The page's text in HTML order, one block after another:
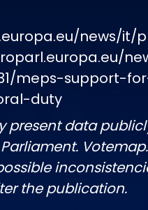
news/it/
meps-support-
duty
present data
the publication.